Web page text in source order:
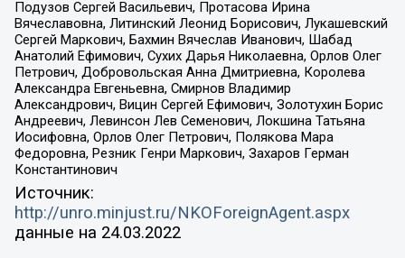
Подузов Сергей Васильевич, Протасова Ирина
Вячеславовна, Литинский Леонид Борисович, Лукашевский
Сергей Маркович, Бахмин Вячеслав Иванович, Шабад
Анатолий Ефимович, Сухих Дарья Николаевна, Орлов Олег
Петрович, Добровольская Анна Дмитриевна, Королева
Александра Евгеньевна, Смирнов Владимир
Александрович, Вицин Сергей Ефимович, Золотухин Борис
Андреевич, Левинсон Лев Семенович, Локшина Татьяна
Иосифовна, Орлов Олег Петрович, Полякова Мара
Федоровна, Резник Генри Маркович, Захаров Герман
Константинович
Источник:
http://unro.minjust.ru/NKOForeignAgent.aspx
данные на 24.03.2022